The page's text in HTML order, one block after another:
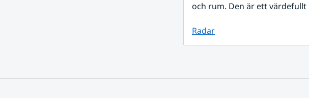
och rum. Den är ett
Radar